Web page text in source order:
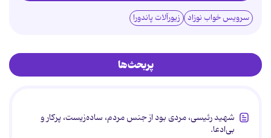
سرویس خواب نوزاد زیورآلات پاندورا
پربحث‌ها
شهید رئیسی، مردی بود از جنس مردم، ساده‌زیست، پرکار و
بی‌ادعا.